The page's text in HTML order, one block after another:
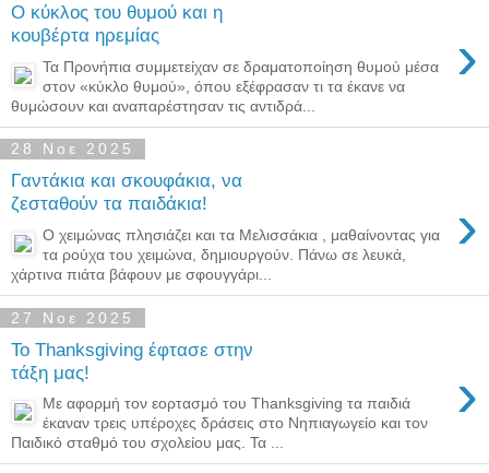
Ο κύκλος του θυμού και η
κουβέρτα ηρεμίας
›
Τα Προνήπια συμμετείχαν σε δραματοποίηση θυμού μέσα
στον «κύκλο θυμού», όπου εξέφρασαν τι τα έκανε να
θυμώσουν και αναπαρέστησαν τις αντιδρά...
28 Νοε 2025
Γαντάκια και σκουφάκια, να
ζεσταθούν τα παιδάκια!
›
Ο χειμώνας πλησιάζει και τα Μελισσάκια , μαθαίνοντας για
τα ρούχα του χειμώνα, δημιουργούν. Πάνω σε λευκά,
χάρτινα πιάτα βάφουν με σφουγγάρι...
27 Νοε 2025
Το Thanksgiving έφτασε στην
τάξη μας!
›
Με αφορμή τον εορτασμό του Thanksgiving τα παιδιά
έκαναν τρεις υπέροχες δράσεις στο Νηπιαγωγείο και τον
Παιδικό σταθμό του σχολείου μας. Τα ...